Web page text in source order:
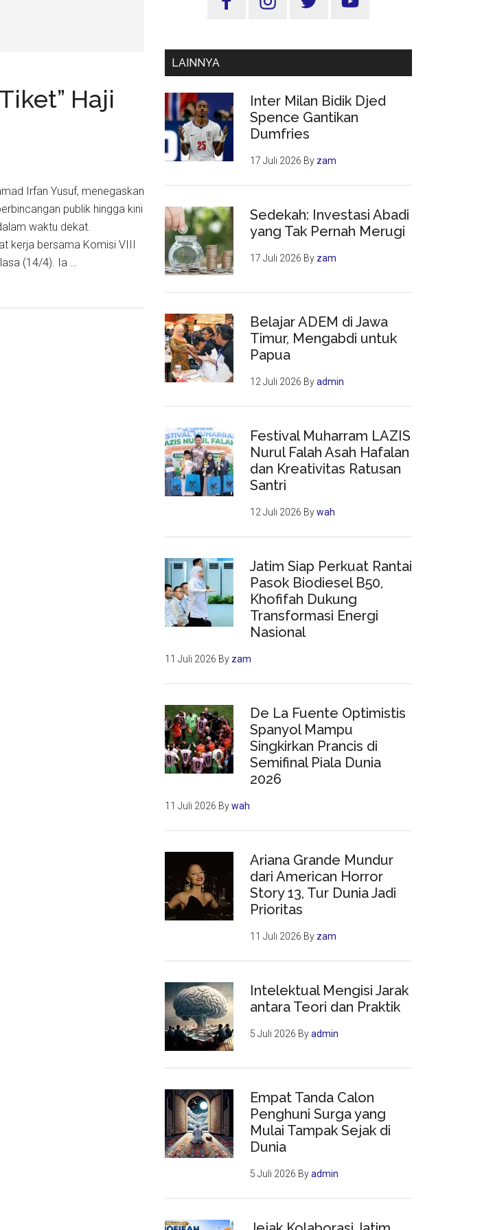
Haji
Irfan Yusuf, menegaskan
publik hingga kini
waktu dekat.
kerja bersama Komisi VIII
(14/4). Ia …
Utama
LAINNYA
Inter Milan Bidik Djed
Spence Gantikan
Dumfries
17 Juli 2026 By zam
Sedekah: Investasi Abadi
yang Tak Pernah Merugi
17 Juli 2026 By zam
Belajar ADEM di Jawa
Timur, Mengabdi untuk
Papua
12 Juli 2026 Byadmin
Festival Muharram LAZIS
Nurul Falah Asah Hafalan
dan Kreativitas Ratusan
Santri
12 Juli 2026 Bywah
Jatim Siap Perkuat Rantai
Pasok Biodiesel B50,
Khofifah Dukung
Transformasi Energi
Nasional
11 Juli 2026 By zam
De La Fuente Optimistis
Spanyol Mampu
Singkirkan Prancis di
Semifinal Piala Dunia
2026
11 Juli 2026 Bywah
Ariana Grande Mundur
dari American Horror
Story 13, Tur Dunia Jadi
Prioritas
11 Juli 2026 By zam
Intelektual Mengisi Jarak
antara Teori dan Praktik
5 Juli 2026 Byadmin
Empat Tanda Calon
Penghuni Surga yang
Mulai Tampak Sejak di
Dunia
5 Juli 2026 Byadmin